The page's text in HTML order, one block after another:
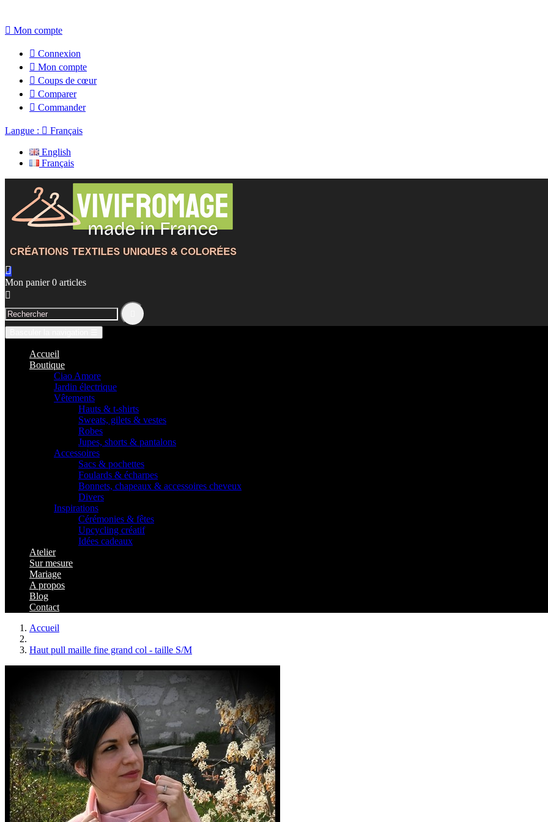
 Mon compte
 Connexion
 Mon compte
 Coups de cœur
 Comparer
 Commander
Langue :  Français
English
Français

Mon panier 0 articles

Accueil
Boutique
Ciao Amore
Jardin électrique
Vêtements
Hauts & t-shirts
Sweats, gilets & vestes
Robes
Jupes, shorts & pantalons
Accessoires
Sacs & pochettes
Foulards & écharpes
Bonnets, chapeaux & accessoires cheveux
Divers
Inspirations
Cérémonies & fêtes
Upcycling créatif
Idées cadeaux
Atelier
Sur mesure
Mariage
A propos
Blog
Contact
Accueil
Haut pull maille fine grand col - taille S/M